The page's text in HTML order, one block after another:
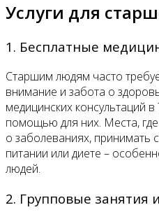
Услуги для
1. Бесплатные
Старшим людям часто
внимание и забота о
медицинских консультаций
помощью для них. Места,
о заболеваниях, принимать
питании или диете –
людей.
2. Групповые занятия